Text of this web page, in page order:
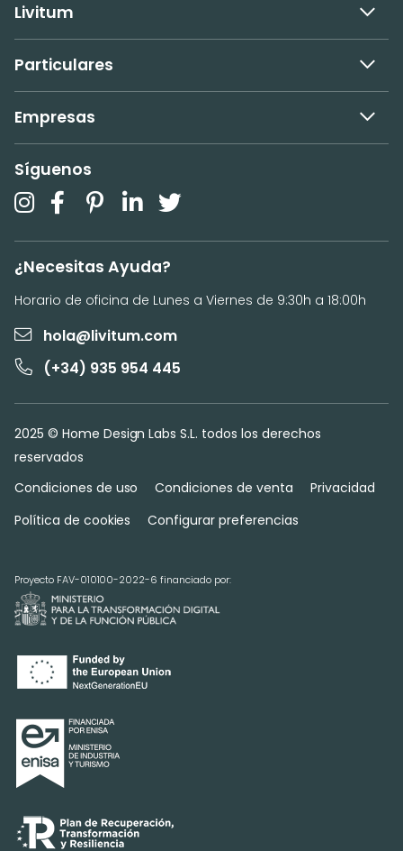
Livitum
Particulares
Empresas
Síguenos
¿Necesitas Ayuda?
Horario de oficina de Lunes a Viernes de 9:30h a 18:00h
hola@livitum.com
(+34) 935 954 445
2025 © Home Design Labs S.L. todos los derechos
reservados
Condiciones de uso
Condiciones de venta
Privacidad
Política de cookies
Configurar preferencias
Proyecto FAV-010100-2022-6 financiado por: